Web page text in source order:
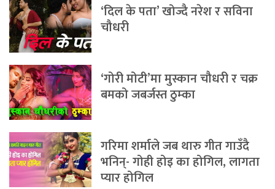
‘दिल के पता’ खोज्दै नरेश र सविना
चौधरी
‘गोरी मोटी’मा मुस्कान चौधरी र चक्र
बमको जबर्जस्त ठुम्का
गरिमा शर्माले जब थारु गीत गाउँदै
भनिन्- गोही होइ का होगिल, लागता
प्यार होगिल